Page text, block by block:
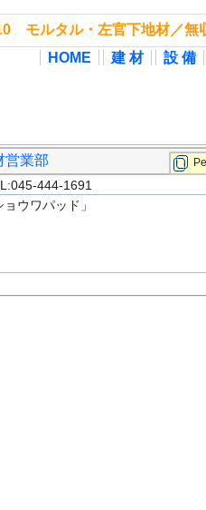
モルタル・左官下地材／無
HOME
建 材 設 備
営業部
444-1691
ウワパッド」